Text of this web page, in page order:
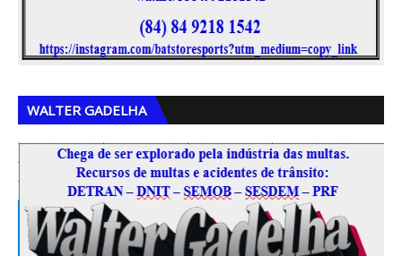
WALTER GADELHA